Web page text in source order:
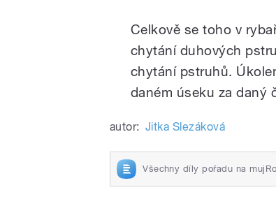
Celkově se toho v
chytání duhových
chytání pstruhů.
daném úseku za daný
autor: Jitka Slezáková
Všechny díly pořadu na